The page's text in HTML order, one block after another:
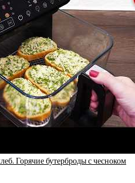
Горячие бутерброды с чесноком